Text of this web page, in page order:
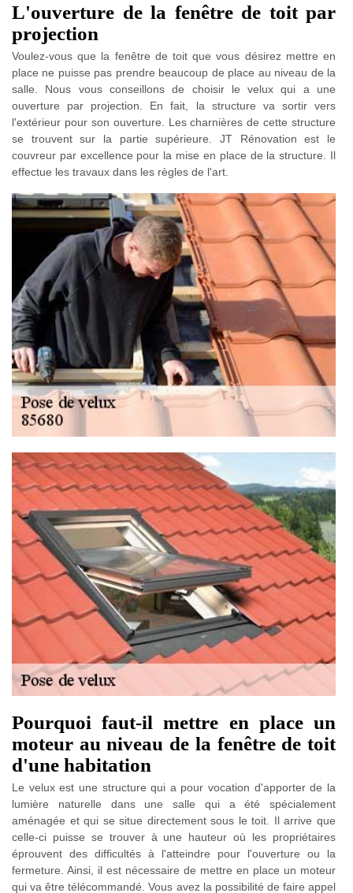
L'ouverture de la fenêtre de toit par
projection
Voulez-vous que la fenêtre de toit que vous désirez mettre en
place ne puisse pas prendre beaucoup de place au niveau de la
salle. Nous vous conseillons de choisir le velux qui a une
ouverture par projection. En fait, la structure va sortir vers
l'extérieur pour son ouverture. Les charnières de cette structure
se trouvent sur la partie supérieure. JT Rénovation est le
couvreur par excellence pour la mise en place de la structure. Il
effectue les travaux dans les règles de l'art.
Pourquoi faut-il mettre en place un
moteur au niveau de la fenêtre de toit
d'une habitation
Le velux est une structure qui a pour vocation d'apporter de la
lumière naturelle dans une salle qui a été spécialement
aménagée et qui se situe directement sous le toit. Il arrive que
celle-ci puisse se trouver à une hauteur où les propriétaires
éprouvent des difficultés à l'atteindre pour l'ouverture ou la
fermeture. Ainsi, il est nécessaire de mettre en place un moteur
qui va être télécommandé. Vous avez la possibilité de faire appel